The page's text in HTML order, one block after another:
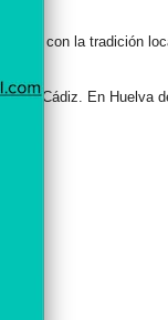
con la tradición
de Cádiz . En Huelva